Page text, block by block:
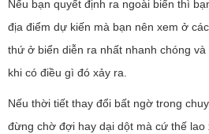
Nếu bạn quyết định ra ngoài biển thì
địa điểm dự kiến mà bạn nên xem ở
thứ ở biển diễn ra nhất nhanh chóng
khi có điều gì đó xảy ra.
Nếu thời tiết thay đổi bất ngờ trong
đừng chờ đợi hay dại dột mà cứ thế lao